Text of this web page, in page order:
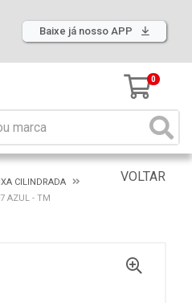
Baixe já nosso APP
0
VOLTAR
CILINDRADA
AZUL - TM